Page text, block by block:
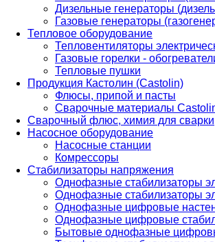
Дизельные генераторы
Газовые генераторы
Тепловое оборудование
Тепловентиляторы
Газовые горелки -
Тепловые пушки
Продукция Кастолин (Castolin)
Флюсы, припой и пасты
Сварочные материалы
Сварочный флюс, химия для
Насосное оборудование
Насосные станции
Комрессоры
Стабилизаторы напряжения
Однофазные стабилизаторы
Однофазные стабилизаторы
Однофазные цифровые
Однофазные цифровые
Бытовые однофазные